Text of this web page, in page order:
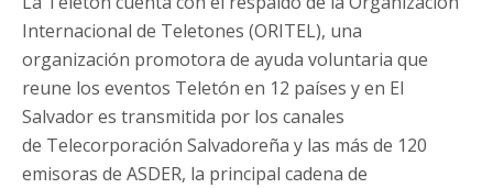
Internacional de Teletones (ORITEL), una
organización promotora de ayuda voluntaria que
reune los eventos Teletón en 12 países y en El
Salvador es transmitida por los canales
de Telecorporación Salvadoreña y las más de 120
emisoras de ASDER, la principal cadena de